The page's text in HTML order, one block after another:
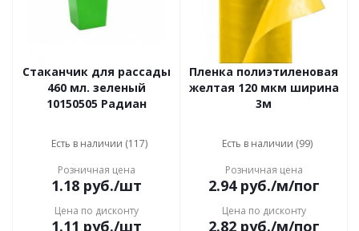
Стаканчик для рассады
460 мл. зеленый
10150505 Радиан
Есть в наличии (117)
Розничная цена
1.18руб./шт
Цена по дисконту
1.11 руб./шт
Пленка полиэтиленовая
желтая 120 мкм ширина
3м
Есть в наличии (99)
Розничная цена
2.94руб./м/пог
Цена по дисконту
2.82руб./м/пог